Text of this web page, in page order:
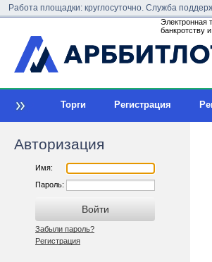
Работа площадки: круглосуточно. Служба
Электронная
банкротству и
Торги Регистрация
Авторизация
Имя:
Пароль:
Забыли пароль?
Регистрация